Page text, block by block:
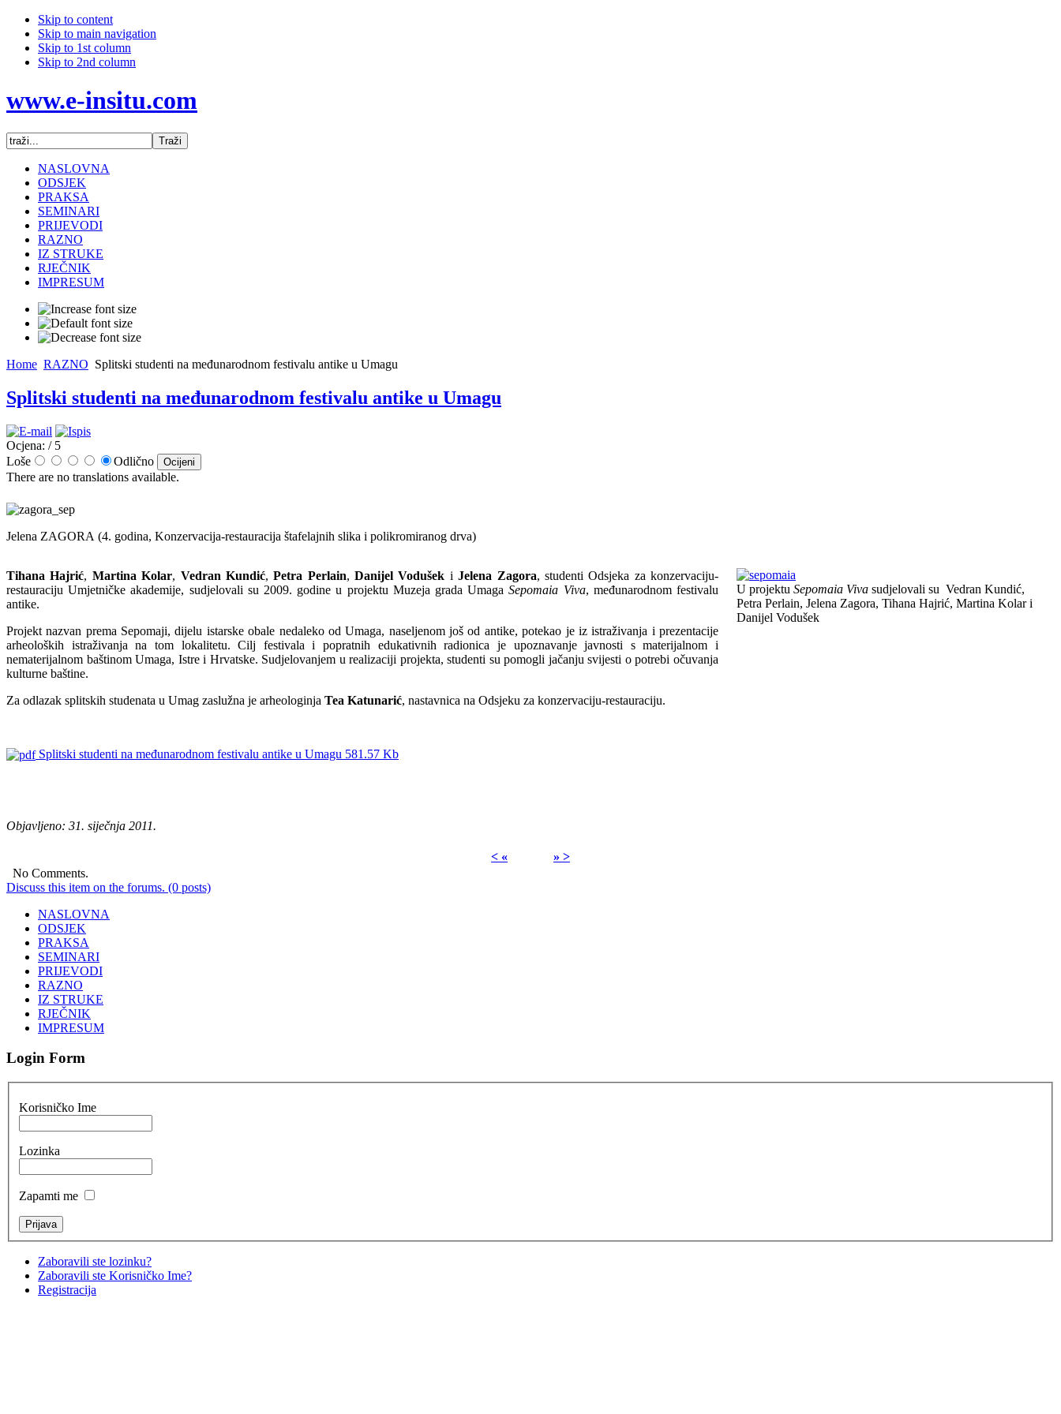
Skip to content
Skip to main navigation
Skip to 1st column
Skip to 2nd column
www.e-insitu.com
NASLOVNA
ODSJEK
PRAKSA
SEMINARI
PRIJEVODI
RAZNO
IZ STRUKE
RJEČNIK
IMPRESUM
Home RAZNO Splitski studenti na međunarodnom festivalu antike u Umagu
Splitski studenti na međunarodnom festivalu antike u Umagu
Ocjena: / 5
Loše
Odlično
There are no translations available.
Jelena ZAGORA (4. godina, Konzervacija-restauracija štafelajnih slika i polikromiranog drva)
Tihana Hajrić, Martina Kolar, Vedran Kundić,Petra Perlain, Danijel Vodušek iJelena Zagora, studenti Odsjeka za konzervaciju-
restauraciju Umjetničke akademije, sudjelovali su 2009. godine u projektu Muzeja grada UmagaSepomaia Viva, međunarodnom festivalu
antike.
Projekt nazvan prema Sepomaji, dijelu istarske obale nedaleko od Umaga, naseljenom još od antike, potekao je iz istraživanja i prezentacije
arheoloških istraživanja na tom lokalitetu. Cilj festivala i popratnih edukativnih radionica je upoznavanje javnosti s materijalnom i
nematerijalnom baštinom Umaga, Istre i Hrvatske. Sudjelovanjem u realizaciji projekta, studenti su pomogli jačanju svijesti o potrebi očuvanja
kulturne baštine.
Za odlazak splitskih studenata u Umag zaslužna je arheologinja Tea Katunarić, nastavnica na Odsjeku za konzervaciju-restauraciju.
Splitski studenti na međunarodnom festivalu antike u Umagu 581.57 Kb
Objavljeno: 31. siječnja 2011.
U projektu Sepomaia Viva sudjelovali su Vedran Kundić,
Petra Perlain, Jelena Zagora, Tihana Hajrić, Martina Kolar i
Danijel Vodušek
< «
» >
No Comments.
Discuss this item on the forums. (0 posts)
NASLOVNA
ODSJEK
PRAKSA
SEMINARI
PRIJEVODI
RAZNO
IZ STRUKE
RJEČNIK
IMPRESUM
Login Form
Korisničko Ime
Lozinka
Zapamti me
Zaboravili ste lozinku?
Zaboravili ste Korisničko Ime?
Registracija